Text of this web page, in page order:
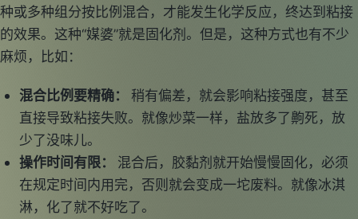
种或多种组分按比例混合，才能发生化学反应，终达到粘接
的效果。这种“媒婆”就是固化剂。但是，这种方式也有不少
麻烦，比如：
混合比例要精确：
稍有偏差，就会影响粘接强度，甚至
直接导致粘接失败。就像炒菜一样，盐放多了齁死，放
少了没味儿。
操作时间有限：
混合后，胶黏剂就开始慢慢固化，必须
在规定时间内用完，否则就会变成一坨废料。就像冰淇
淋，化了就不好吃了。